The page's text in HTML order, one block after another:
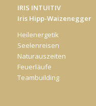
IRIS INTUITIV
Iris Hipp-Waizenegger
Heilenergetik
Seelenreisen
Naturauszeiten
Feuerläufe
Teambuilding